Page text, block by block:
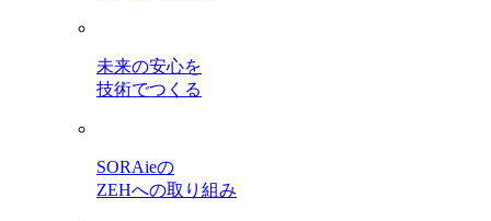
未来の安心を
技術でつくる
SORAieの
ZEHへの取り組み